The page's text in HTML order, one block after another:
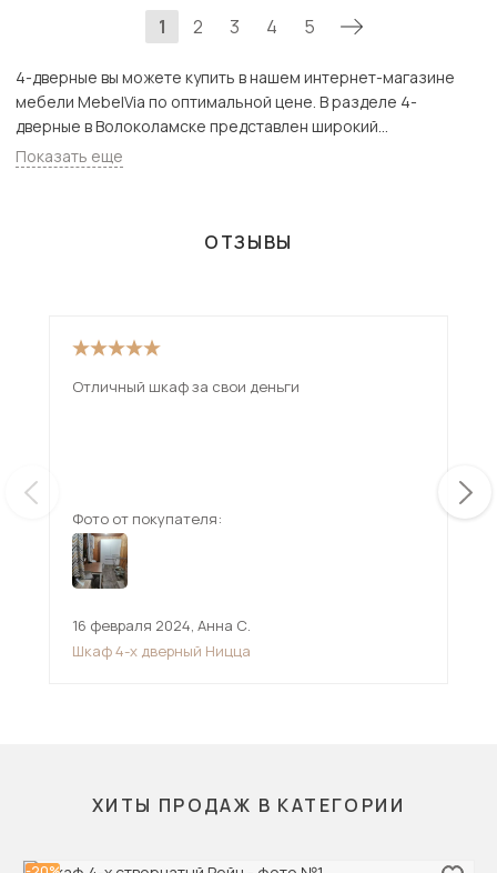
1 2 3 4 5
4-дверные вы можете купить в нашем интернет-магазине
мебели MebelVia по оптимальной цене. В разделе 4-
дверные в Волоколамске представлен широкий
ассортимент товаров с доставкой в Москве и Подмосковью,
включая Волоколамск. Всего товаров в категории «4-
Показать еще
ОТЗЫВЫ
Отличный шкаф за свои деньги
Фото от покупателя:
16 февраля 2024, Анна С.
Шкаф 4-х дверный Ницца
ХИТЫ ПРОДАЖ В КАТЕГОРИИ